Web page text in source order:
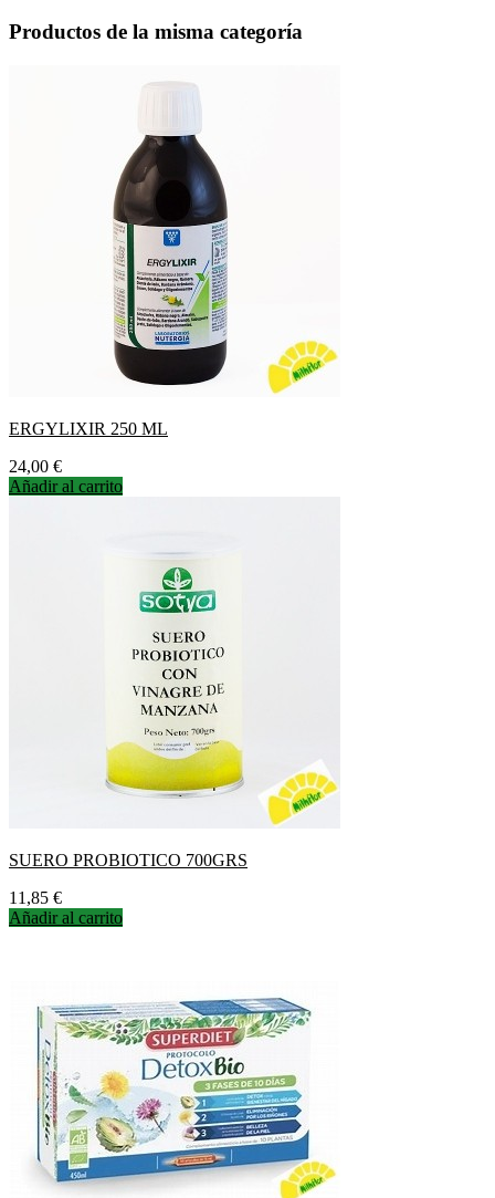
Productos de la misma categoría
ERGYLIXIR 250 ML
Precio
24,00 €
Añadir al carrito
SUERO PROBIOTICO 700GRS
Precio
11,85 €
Añadir al carrito